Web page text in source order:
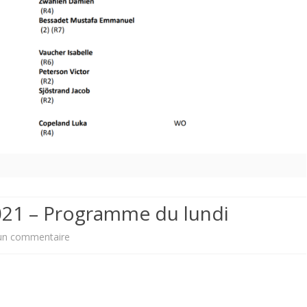
– Programme du lundi
commentaire